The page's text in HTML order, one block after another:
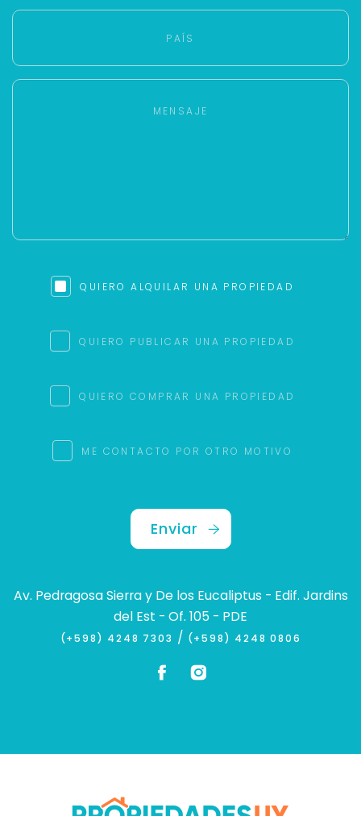
QUIERO ALQUILAR UNA PROPIEDAD
QUIERO PUBLICAR UNA PROPIEDAD
QUIERO COMPRAR UNA PROPIEDAD
ME CONTACTO POR OTRO MOTIVO
Enviar
Av. Pedragosa Sierra y De los Eucaliptus - Edif. Jardins
del Est - Of. 105 - PDE
(+598) 4248 7303 / (+598) 4248 0806